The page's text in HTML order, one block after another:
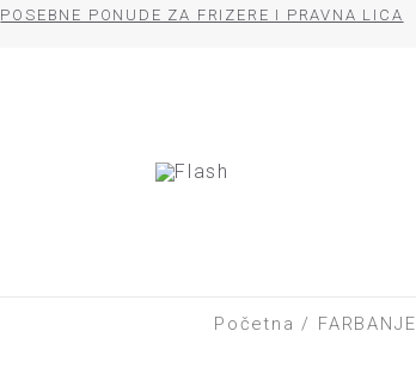
POSEBNE PONUDE ZA FRIZERE I PRAVNA LICA
Početna / FARBANJE